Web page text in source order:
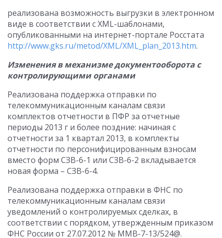
реализована возможность выгрузки в электронном
виде в соответствии с XML-шаблонами,
опубликованными на интернет-портале Росстата
http://www.gks.ru/metod/XML/XML_plan_2013.htm.
Изменения в механизме документооборота с
контролирующими органами
Реализована поддержка отправки по
телекоммуникационным каналам связи
комплектов отчетности в ПФР за отчетные
периоды 2013 г и более поздние: начиная с
отчетности за 1 квартал 2013, в комплекты
отчетности по персонифицированным взносам
вместо форм СЗВ-6-1 или СЗВ-6-2 вкладывается
новая форма – СЗВ-6-4.
Реализована поддержка отправки в ФНС по
телекоммуникационным каналам связи
уведомлений о контролируемых сделках, в
соответствии с порядком, утвержденным приказом
ФНС России от 27.07.2012 № ММВ-7-13/524@.